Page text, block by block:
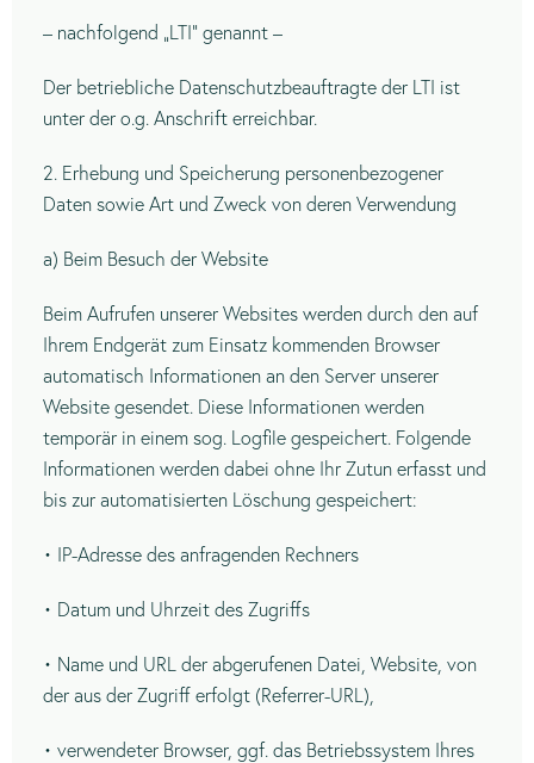
– nachfolgend „LTI“ genannt –
Der betriebliche Datenschutzbeauftragte der LTI ist
unter der o.g. Anschrift erreichbar.
2. Erhebung und Speicherung personenbezogener
Daten sowie Art und Zweck von deren Verwendung
a) Beim Besuch der Website
Beim Aufrufen unserer Websites werden durch den auf
Ihrem Endgerät zum Einsatz kommenden Browser
automatisch Informationen an den Server unserer
Website gesendet. Diese Informationen werden
temporär in einem sog. Logfile gespeichert. Folgende
Informationen werden dabei ohne Ihr Zutun erfasst und
bis zur automatisierten Löschung gespeichert:
• IP-Adresse des anfragenden Rechners
• Datum und Uhrzeit des Zugriffs
• Name und URL der abgerufenen Datei, Website, von
der aus der Zugriff erfolgt (Referrer-URL),
• verwendeter Browser, ggf. das Betriebssystem Ihres